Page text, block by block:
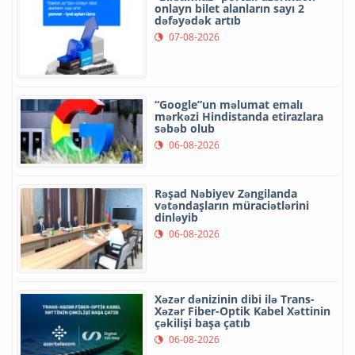
onlayn bilet alanların sayı 2
dəfəyədək artıb
07-08-2026
“Google”un məlumat emalı
mərkəzi Hindistanda etirazlara
səbəb olub
06-08-2026
Rəşad Nəbiyev Zəngilanda
vətəndaşların müraciətlərini
dinləyib
06-08-2026
Xəzər dənizinin dibi ilə Trans-
Xəzər Fiber-Optik Kabel Xəttinin
çəkilişi başa çatıb
06-08-2026